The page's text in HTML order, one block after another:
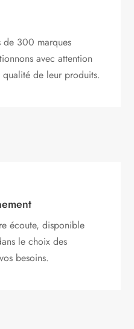
de 300 marques
avec attention
de leur produits.
écoute, disponible
le choix des
besoins.